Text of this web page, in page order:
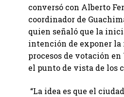
conversó con Alberto
coordinador de
quien señaló que la
intención de exponer la
procesos de votación en
el punto de vista de los
“La idea es que el